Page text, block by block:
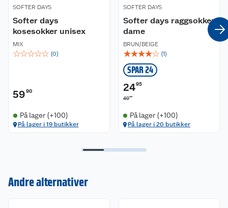
SOFTER DAYS
Softer days
kosesokker unisex
MIX
☆☆☆☆☆ (0)
5990
På lager (+100)
På lager i 19 butikker
SOFTER DAYS
Softer days raggsokker
dame
BRUN/BEIGE
☆☆☆☆☆ (1)
SPAR 24
2495
4990
På lager (+100)
På lager i 20 butikker
Andre alternativer
Kundeservice